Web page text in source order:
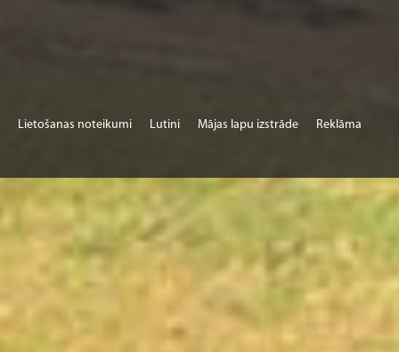
Lietošanas noteikumi Lutini Mājas lapu izstrāde Reklāma